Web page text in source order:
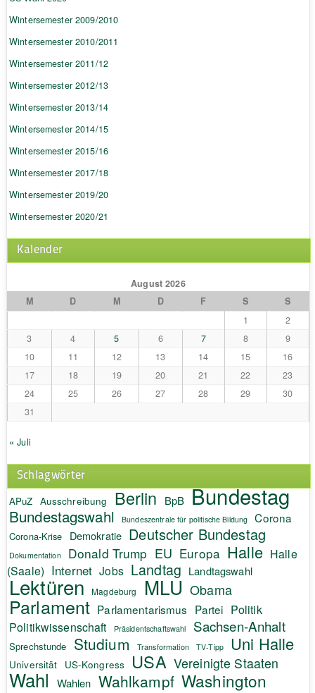
Wintersemester 2009/2010
Wintersemester 2010/2011
Wintersemester 2011/12
Wintersemester 2012/13
Wintersemester 2013/14
Wintersemester 2014/15
Wintersemester 2015/16
Wintersemester 2017/18
Wintersemester 2019/20
Wintersemester 2020/21
Kalender
August 2026
M
D M D F S
S
1
2
3
4 5 6 7 8
9
10
11 12 13 14 15
16
17
18 19 20 21 22
23
24
25 26 27 28 29
30
31
« Juli
Schlagwörter
APuZ Ausschreibung Berlin BpB Bundestag
Bundestagswahl Bundeszentrale für politische Bildung Corona
Corona-Krise Demokratie Deutscher Bundestag
Dokumentation Donald Trump EU Europa Halle Halle
(Saale) Internet Jobs Landtag Landtagswahl
Lektüren Magdeburg MLU Obama
Parlament Parlamentarismus Partei Politik
Politikwissenschaft Präsidentschaftswahl Sachsen-Anhalt
Sprechstunde Studium Transformation TV-Tipp Uni Halle
Universität US-Kongress USA Vereinigte Staaten
Wahl Wahlen Wahlkampf Washington